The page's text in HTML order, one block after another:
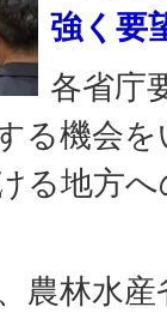
強く要
各省庁
る機会
る地方
農林水